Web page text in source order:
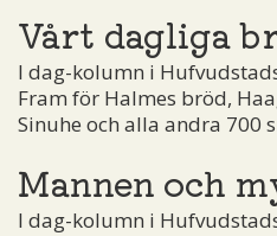
Vårt dagliga
I dag-kolumn i
Fram för Halmes bröd,
Sinuhe och alla andra 700
Mannen och
I dag-kolumn i